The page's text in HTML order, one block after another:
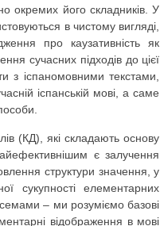
окремих його складників. У
в чистому вигляді,
про каузативність як
сучасних підходів до цієї
з іспаномовними текстами,
іспанській мові, а саме
(КД), які складають основу
є залучення
структури значення, у
сукупності елементарних
– ми розуміємо базові
відображення в мові